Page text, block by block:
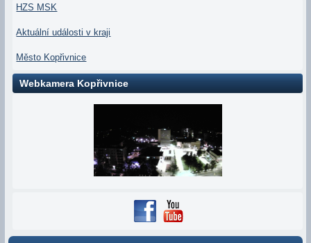
HZS MSK
Aktuální události v kraji
Město Kopřivnice
Webkamera Kopřivnice